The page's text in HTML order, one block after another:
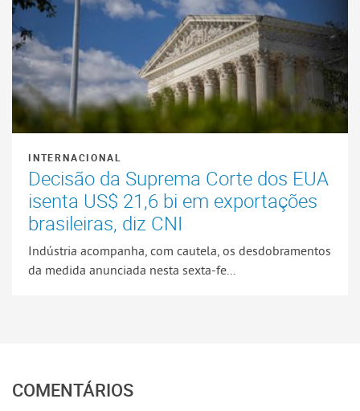
INTERNACIONAL
Decisão da Suprema Corte dos EUA
isenta US$ 21,6 bi em exportações
brasileiras, diz CNI
Indústria acompanha, com cautela, os desdobramentos
da medida anunciada nesta sexta-fe...
COMENTÁRIOS